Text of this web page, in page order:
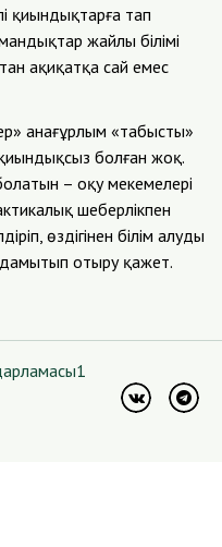
қиындықтарға тап
жайлы білімі
ақиқатқа сай емес
анағұрлым «табысты»
болған жоқ.
– оқу мекемелері
шеберлікпен
өздігінен білім алуды
отыру қажет.